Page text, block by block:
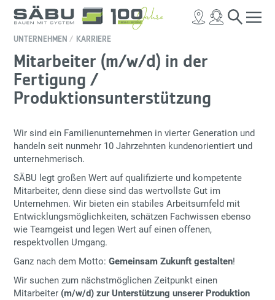
UNTERNEHMEN KARRIERE
Mitarbeiter (m/w/d) in der
Fertigung /
Produktionsunterstützung
Wir sind ein Familienunternehmen in vierter Generation und
handeln seit nunmehr 10 Jahrzehnten kundenorientiert und
unternehmerisch.
SÄBU legt großen Wert auf qualifizierte und kompetente
Mitarbeiter, denn diese sind das wertvollste Gut im
Unternehmen. Wir bieten ein stabiles Arbeitsumfeld mit
Entwicklungsmöglichkeiten, schätzen Fachwissen ebenso
wie Teamgeist und legen Wert auf einen offenen,
respektvollen Umgang.
Ganz nach dem Motto: Gemeinsam Zukunft gestalten!
Wir suchen zum nächstmöglichen Zeitpunkt einen
Mitarbeiter (m/w/d) zur Unterstützung unserer Produktion